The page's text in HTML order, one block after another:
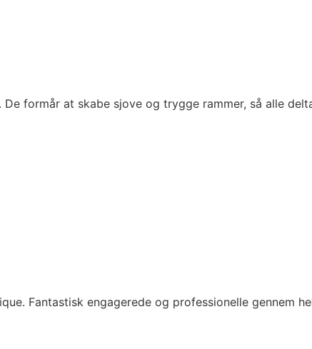
formår at skabe sjove og trygge rammer, så alle
Fantastisk engagerede og professionelle gennem